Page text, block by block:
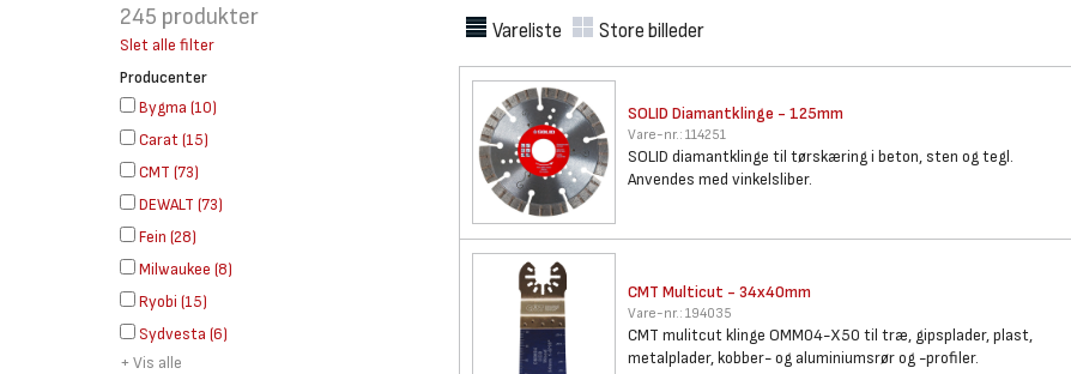
245 produkter
Slet alle filter
Producenter
Bygma (10)
Carat(15)
CMT (73)
DEWALT (73)
Fein (28)
Milwaukee (8)
Ryobi (15)
Sydvesta (6)
+ Vis alle
Vareliste Store billeder
SOLID Diamantklinge - 125mm
Vare-nr.: 114251
SOLID diamantklinge til tørskæring i beton, sten og tegl.
Anvendes med vinkelsliber.
CMT Multicut - 34x40mm
Vare-nr.: 194035
CMT mulitcut klinge OMM04-X50 til træ, gipsplader, plast,
metalplader, kobber- og aluminiumsrør og -profiler.